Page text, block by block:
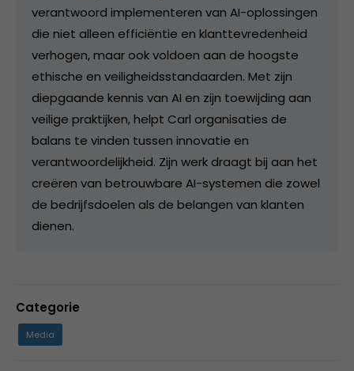
verantwoord implementeren van AI-oplossingen
die niet alleen efficiëntie en klanttevredenheid
verhogen, maar ook voldoen aan de hoogste
ethische en veiligheidsstandaarden. Met zijn
diepgaande kennis van AI en zijn toewijding aan
veilige praktijken, helpt Carl organisaties de
balans te vinden tussen innovatie en
verantwoordelijkheid. Zijn werk draagt bij aan het
creëren van betrouwbare AI-systemen die zowel
de bedrijfsdoelen als de belangen van klanten
dienen.
Categorie
Media